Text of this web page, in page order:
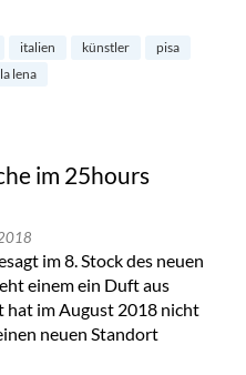
Villa Lena in der Toskana“
italien künstler
pisa
lena
im 25hours
im 8. Stock des neuen
einem ein Duft aus
hat im August 2018 nicht
neuen Standort
Küche im 25hours Hotel The